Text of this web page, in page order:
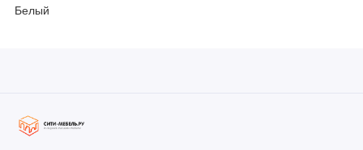
Белый